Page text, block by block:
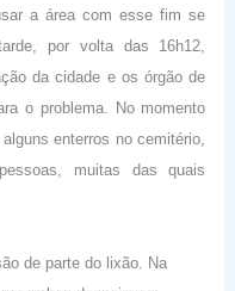
a área com esse fim se
por volta das 16h12,
da cidade e os órgão de
o problema. No momento
enterros no cemitério,
muitas das quais
de parte do lixão. Na